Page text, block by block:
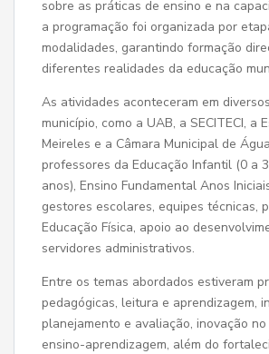
sobre as práticas de ensino e na
a programação foi organizada por
modalidades, garantindo formação
diferentes realidades da educação
As atividades aconteceram em
município, como a UAB, a SECITECI, a
Meireles e a Câmara Municipal de
professores da Educação Infantil (0 a
anos), Ensino Fundamental Anos
gestores escolares, equipes técnicas,
Educação Física, apoio ao
servidores administrativos.
Entre os temas abordados estiveram
pedagógicas, leitura e aprendizagem,
planejamento e avaliação, inovação
ensino-aprendizagem, além do